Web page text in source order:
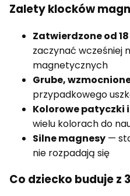
Zalety klocków
Zatwierdzone od
zaczynać wcześniej
magnetycznych
Grube,
przypadkowego
Kolorowe patyczki
wielu kolorach do
Silne magnesy —
nie rozpadają się
Co dziecko buduje z